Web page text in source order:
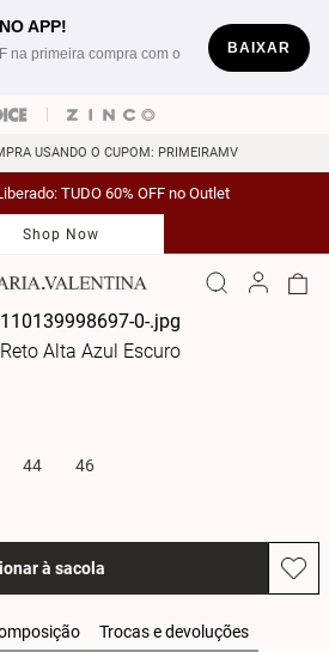
APP!
na primeira compra com o
BAIXAR
USANDO O CUPOM: PRIMEIRAMV
TUDO 60% OFF no Outlet
Shop Now
Alta Azul Escuro
44 46
à sacola
Trocas e devoluções